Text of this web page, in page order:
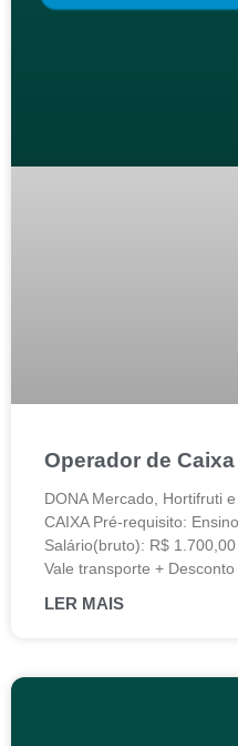
Operador de Caixa
DONA Mercado, Hortifruti
CAIXA Pré-requisito:
Salário(bruto): R$
Vale transporte + Desconto
LER MAIS